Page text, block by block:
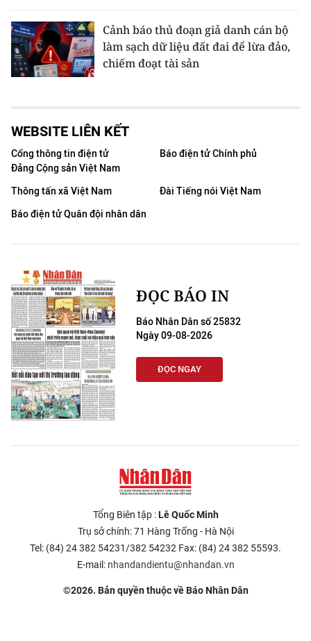
Cảnh báo thủ đoạn giả danh cán bộ
làm sạch dữ liệu đất đai để lừa đảo,
chiếm đoạt tài sản
WEBSITE LIÊN KẾT
Cổng thông tin điện tử
Đảng Cộng sản Việt Nam
Báo điện tử Chính phủ
Thông tấn xã Việt Nam
Đài Tiếng nói Việt Nam
Báo điện tử Quân đội nhân dân
ĐỌC BÁO IN
Báo Nhân Dân số 25832
Ngày 09-08-2026
ĐỌC NGAY
Tổng Biên tập :Lê Quốc Minh
Trụ sở chính: 71 Hàng Trống - Hà Nội
Tel: (84) 24 382 54231/382 54232 Fax: (84) 24 382 55593.
E-mail: nhandandientu@nhandan.vn
©2026. Bản quyền thuộc về Báo Nhân Dân